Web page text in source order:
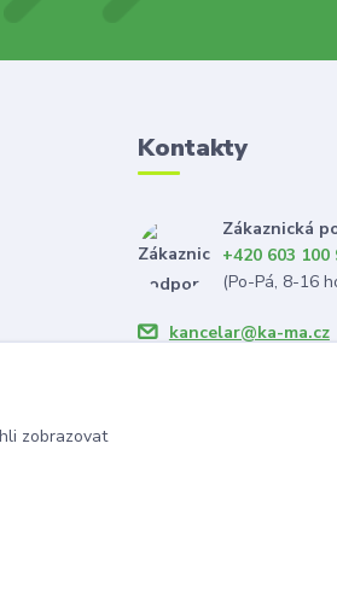
Kontakty
Zákaznická
+420 603 100
(Po-Pá, 8-16
kancelar@ka-ma.cz
zobrazovat